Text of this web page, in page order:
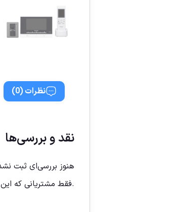
نظرات (0)
نقد و بررسی‌ها
هنوز بررسی‌ای ثبت
.فقط مشتریانی که